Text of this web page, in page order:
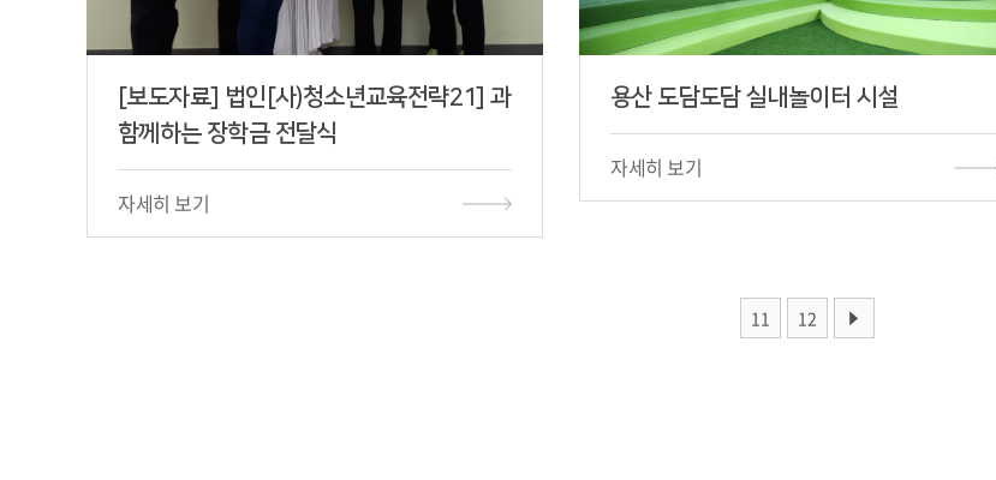
[보도자료] 법인[사)청소년교육전략21] 과
함께하는 장학금 전달식
자세히 보기
용산 도담도담 실내놀이터 시설
자세히 보기
11 12